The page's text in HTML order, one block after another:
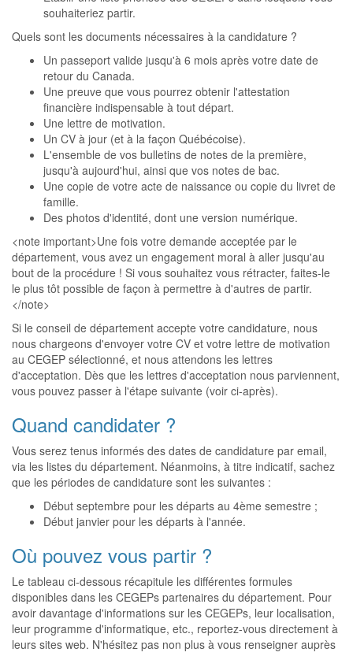
souhaiteriez partir.
Quels sont les documents nécessaires à la candidature ?
Un passeport valide jusqu'à 6 mois après votre date de
retour du Canada.
Une preuve que vous pourrez obtenir l'attestation
financière indispensable à tout départ.
Une lettre de motivation.
Un CV à jour (et à la façon Québécoise).
L'ensemble de vos bulletins de notes de la première,
jusqu'à aujourd'hui, ainsi que vos notes de bac.
Une copie de votre acte de naissance ou copie du livret de
famille.
Des photos d'identité, dont une version numérique.
<note important>Une fois votre demande acceptée par le
département, vous avez un engagement moral à aller jusqu'au
bout de la procédure ! Si vous souhaitez vous rétracter, faites-le
le plus tôt possible de façon à permettre à d'autres de partir.
</note>
Si le conseil de département accepte votre candidature, nous
nous chargeons d'envoyer votre CV et votre lettre de motivation
au CEGEP sélectionné, et nous attendons les lettres
d'acceptation. Dès que les lettres d'acceptation nous parviennent,
vous pouvez passer à l'étape suivante (voir ci-après).
Quand candidater ?
Vous serez tenus informés des dates de candidature par email,
via les listes du département. Néanmoins, à titre indicatif, sachez
que les périodes de candidature sont les suivantes :
Début septembre pour les départs au 4ème semestre ;
Début janvier pour les départs à l'année.
Où pouvez vous partir ?
Le tableau ci-dessous récapitule les différentes formules
disponibles dans les CEGEPs partenaires du département. Pour
avoir davantage d'informations sur les CEGEPs, leur localisation,
leur programme d'informatique, etc., reportez-vous directement à
leurs sites web. N'hésitez pas non plus à vous renseigner auprès